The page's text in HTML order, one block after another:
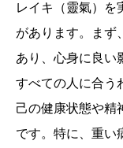
レイキ（靈氣）を
があります。まず
あり、心身に良い
すべての人に合う
己の健康状態や精
です。特に、重い